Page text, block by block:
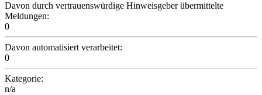
Davon durch vertrauenswürdige Hinweisgeber übermittelte
Meldungen:
0
Davon automatisiert verarbeitet:
0
Kategorie:
n/a